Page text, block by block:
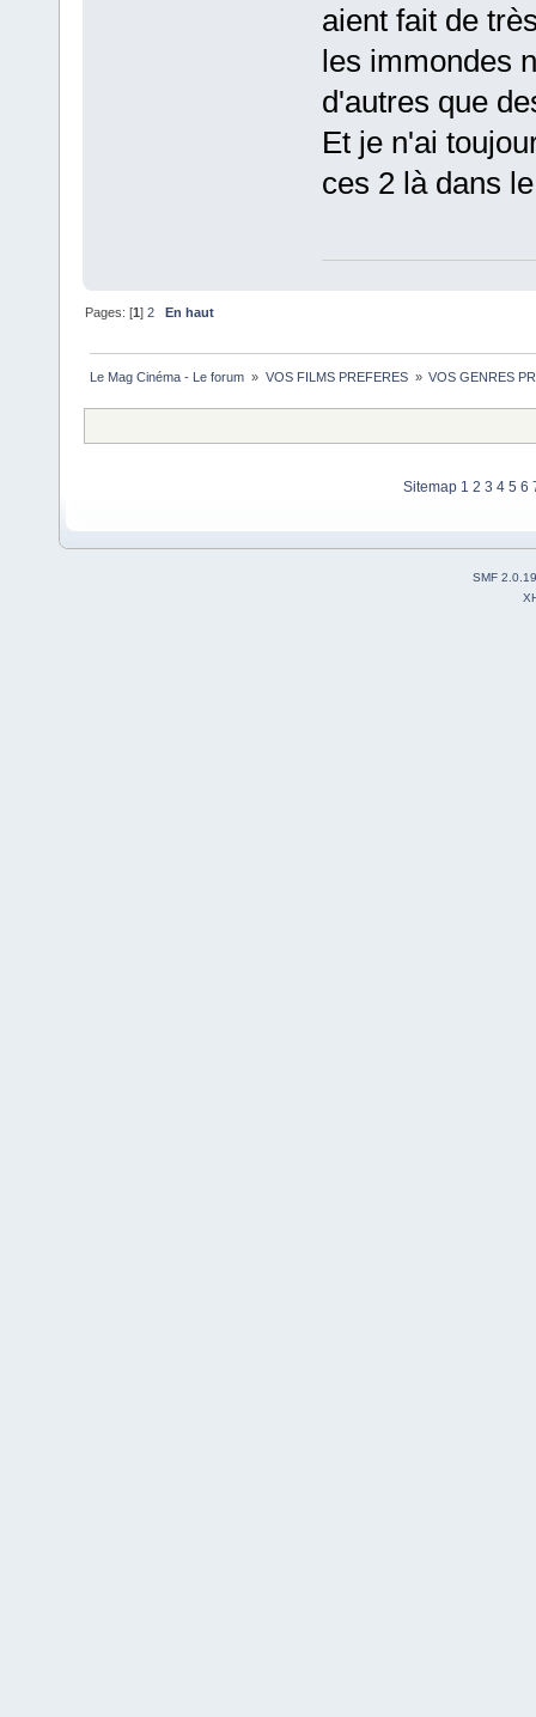
aient fait de
les immondes
d'autres que
Et je n'ai
ces 2 là dans
Pages: [1]2 En haut
Le Mag Cinéma - Le forum » VOS FILMS PREFERES » VOS GENRES
Sitemap 1 2 3 4 5 6
SMF 2.0.19